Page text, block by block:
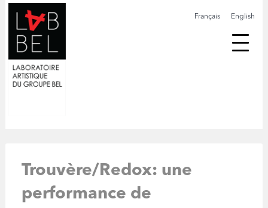
English
Français
Trouvère/Redox: une
performance de